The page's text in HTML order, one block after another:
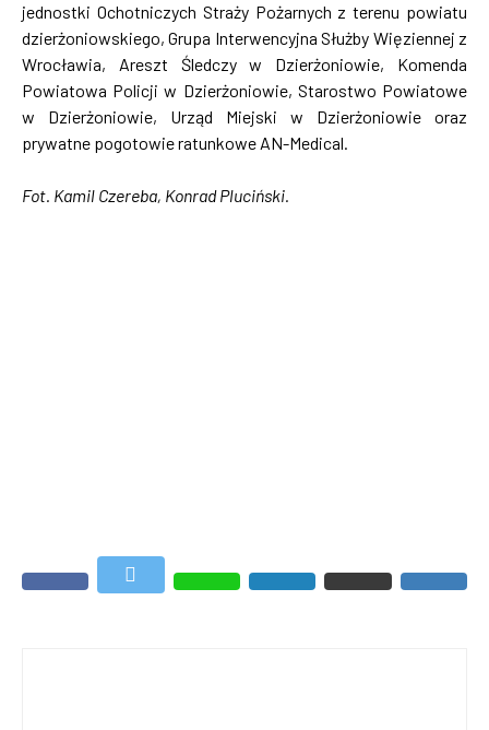
jednostki Ochotniczych Straży Pożarnych z terenu powiatu
dzierżoniowskiego, Grupa Interwencyjna Służby Więziennej z
Wrocławia, Areszt Śledczy w Dzierżoniowie, Komenda
Powiatowa Policji w Dzierżoniowie, Starostwo Powiatowe
w Dzierżoniowie, Urząd Miejski w Dzierżoniowie oraz
prywatne pogotowie ratunkowe AN-Medical.
Fot. Kamil Czereba, Konrad Pluciński.